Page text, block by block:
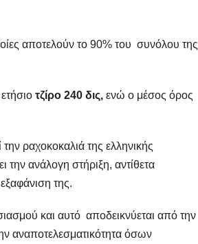
αποτελούν το 90% του συνόλου της
τζίρο 240 δις, ενώ ο μέσος όρος
ραχοκοκαλιά της ελληνικής
ανάλογη στήριξη, αντίθετα
της.
και αυτό αποδεικνύεται από την
αναποτελεσματικότητα όσων